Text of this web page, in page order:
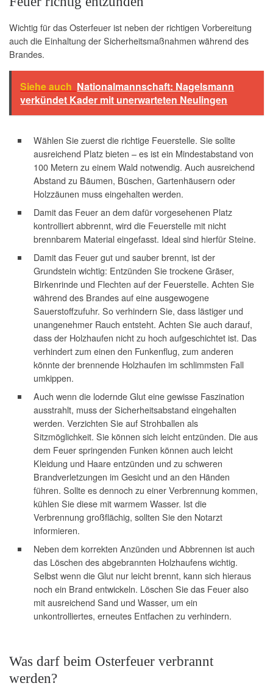
Wichtig für das Osterfeuer ist neben der richtigen Vorbereitung
auch die Einhaltung der Sicherheitsmaßnahmen während des
Brandes.
Siehe auch Nationalmannschaft: Nagelsmann
verkündet Kader mit unerwarteten Neulingen
Wählen Sie zuerst die richtige Feuerstelle. Sie sollte
ausreichend Platz bieten – es ist ein Mindestabstand von
100 Metern zu einem Wald notwendig. Auch ausreichend
Abstand zu Bäumen, Büschen, Gartenhäusern oder
Holzzäunen muss eingehalten werden.
Damit das Feuer an dem dafür vorgesehenen Platz
kontrolliert abbrennt, wird die Feuerstelle mit nicht
brennbarem Material eingefasst. Ideal sind hierfür Steine.
Damit das Feuer gut und sauber brennt, ist der
Grundstein wichtig: Entzünden Sie trockene Gräser,
Birkenrinde und Flechten auf der Feuerstelle. Achten Sie
während des Brandes auf eine ausgewogene
Sauerstoffzufuhr. So verhindern Sie, dass lästiger und
unangenehmer Rauch entsteht. Achten Sie auch darauf,
dass der Holzhaufen nicht zu hoch aufgeschichtet ist. Das
verhindert zum einen den Funkenflug, zum anderen
könnte der brennende Holzhaufen im schlimmsten Fall
umkippen.
Auch wenn die lodernde Glut eine gewisse Faszination
ausstrahlt, muss der Sicherheitsabstand eingehalten
werden. Verzichten Sie auf Strohballen als
Sitzmöglichkeit. Sie können sich leicht entzünden. Die aus
dem Feuer springenden Funken können auch leicht
Kleidung und Haare entzünden und zu schweren
Brandverletzungen im Gesicht und an den Händen
führen. Sollte es dennoch zu einer Verbrennung kommen,
kühlen Sie diese mit warmem Wasser. Ist die
Verbrennung großflächig, sollten Sie den Notarzt
informieren.
Neben dem korrekten Anzünden und Abbrennen ist auch
das Löschen des abgebrannten Holzhaufens wichtig.
Selbst wenn die Glut nur leicht brennt, kann sich hieraus
noch ein Brand entwickeln. Löschen Sie das Feuer also
mit ausreichend Sand und Wasser, um ein
unkontrolliertes, erneutes Entfachen zu verhindern.
Was darf beim Osterfeuer verbrannt
werden?